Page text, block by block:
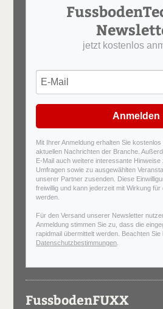
jetzt kostenlos
Anmelden
Mit Ihrer Anmeldung erhalten Sie
aktuellen Nachrichten der Branche.
E-Mail auch weitere interessante Hinweise
Umfragen sowie zu ausgewählten
unserer Partner zusenden. Diese
freiwillig und kann jederzeit mit Wirkung
werden.
Für den Versand unserer Newsletter
Anmeldung stimmen Sie zu, dass die
rapidmail übermittelt werden. Beachten
Datenschutzbestimmungen
FussbodenFUXX